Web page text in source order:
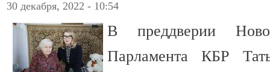
30 декабря, 2022 - 10:54
В преддверии
Парламента КБР